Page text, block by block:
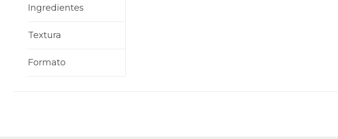
Ingredientes
Textura
Formato